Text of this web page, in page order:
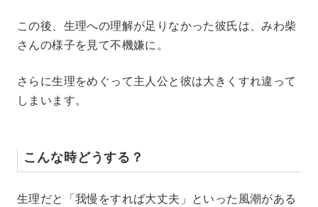
この後、生理への理解が足りなかった彼氏は、みわ柴
さんの様子を見て不機嫌に。
さらに生理をめぐって主人公と彼は大きくすれ違って
しまいます。
こんな時どうする？
生理だと「我慢をすれば大丈夫」といった風潮がある